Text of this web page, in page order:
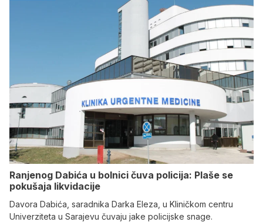
Ranjenog Dabića u bolnici čuva policija: Plaše se
pokušaja likvidacije
Davora Dabića, saradnika Darka Eleza, u Kliničkom centru
Univerziteta u Sarajevu čuvaju jake policijske snage.